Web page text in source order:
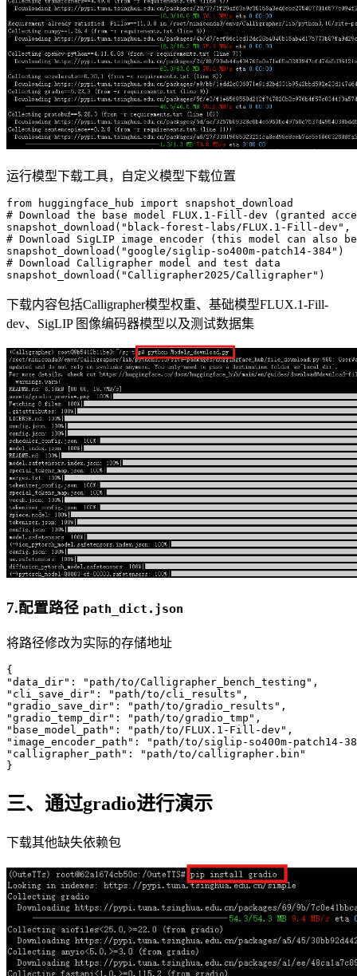
运行模型下载工具，自定义模型下载位置
from huggingface_hub import
# Download the base model FLUX.1-Fill-dev (granted
snapshot_download( "black-forest-labs/FLUX.1-Fill-dev" ,
# Download SigLIP image encoder (this model can also
snapshot_download( "google/siglip-so400m-patch14-384"
# Download Calligrapher model and test data
snapshot_download( "Calligrapher2025/Calligrapher"
下载内容包括Calligrapher模型权重、基础模型FLUX.1-Fill-
dev、SigLIP 图像编码器模型以及测试数据集
7.配置路径 path_dict.json
将路径修改为实际的存储地址
"data_dir" : "path/to/Calligrapher_bench_testing"
"cli_save_dir" : "path/to/cli_results"
"gradio_save_dir" : "path/to/gradio_results"
"gradio_temp_dir" : "path/to/gradio_tmp"
"base_model_path" : "path/to/FLUX.1-Fill-dev"
"image_encoder_path" :
"path/to/siglip-so400m-patch14-
"calligrapher_path" :
"path/to/calligrapher.bin"
三、通过gradio进行演示
下载其他缺失依赖包